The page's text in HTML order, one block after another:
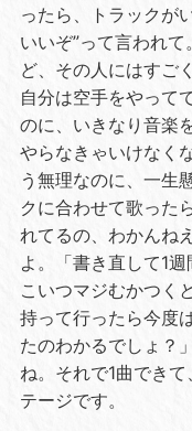
ったら、トラックが
いいぞ”って言われ
ど、その人にはすご
自分は空手をやって
のに、いきなり音楽
やらなきゃいけなく
う無理なのに、一生
クに合わせて歌った
れてるの、わかんね
よ。「書き直して1
こいつマジむかつく
持って行ったら今度
たのわかるでしょ？
ね。それで1曲でき
テージです。